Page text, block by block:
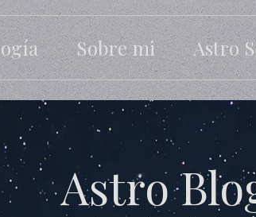
Sobre mi Astro
Astro